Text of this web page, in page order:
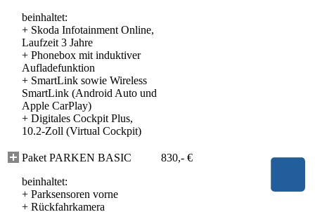
beinhaltet:
+ Skoda Infotainment Online,
Laufzeit 3 Jahre
+ Phonebox mit induktiver
Aufladefunktion
+ SmartLink sowie Wireless
SmartLink (Android Auto und
Apple CarPlay)
+ Digitales Cockpit Plus,
10.2-Zoll (Virtual Cockpit)
Paket PARKEN BASIC
beinhaltet:
+ Parksensoren vorne
+ Rückfahrkamera
830,- €